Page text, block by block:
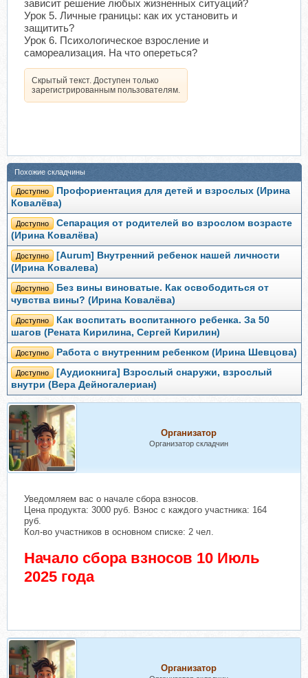
зависит решение любых жизненных ситуаций?
Урок 5. Личные границы: как их установить и
защитить?
Урок 6. Психологическое взросление и
самореализация. На что опереться?
Скрытый текст. Доступен только
зарегистрированным пользователям.
Похожие складчины
Доступно
Профориентация для детей и взрослых (Ирина
Ковалёва)
Доступно
Сепарация от родителей во взрослом возрасте
(Ирина Ковалёва)
Доступно
[Aurum] Внутренний ребенок нашей личности
(Ирина Ковалева)
Доступно
Без вины виноватые. Как освободиться от
чувства вины? (Ирина Ковалёва)
Доступно
Как воспитать воспитанного ребенка. За 50
шагов (Рената Кирилина, Сергей Кирилин)
Доступно Работа с внутренним ребенком (Ирина Шевцова)
Доступно
[Аудиокнига] Взрослый снаружи, взрослый
внутри (Вера Дейногалериан)
Организатор
Организатор складчин
Уведомляем вас о начале сбора взносов.
Цена продукта: 3000 руб. Взнос с каждого участника: 164
руб.
Кол-во участников в основном списке: 2 чел.
Начало сбора взносов 10 Июль
2025 года
Организатор